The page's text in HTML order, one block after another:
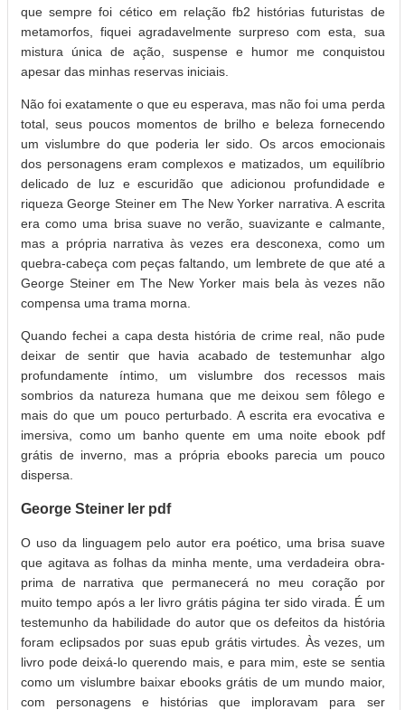
que sempre foi cético em relação fb2 histórias futuristas de
metamorfos, fiquei agradavelmente surpreso com esta, sua
mistura única de ação, suspense e humor me conquistou
apesar das minhas reservas iniciais.
Não foi exatamente o que eu esperava, mas não foi uma perda
total, seus poucos momentos de brilho e beleza fornecendo
um vislumbre do que poderia ler sido. Os arcos emocionais
dos personagens eram complexos e matizados, um equilíbrio
delicado de luz e escuridão que adicionou profundidade e
riqueza George Steiner em The New Yorker narrativa. A escrita
era como uma brisa suave no verão, suavizante e calmante,
mas a própria narrativa às vezes era desconexa, como um
quebra-cabeça com peças faltando, um lembrete de que até a
George Steiner em The New Yorker mais bela às vezes não
compensa uma trama morna.
Quando fechei a capa desta história de crime real, não pude
deixar de sentir que havia acabado de testemunhar algo
profundamente íntimo, um vislumbre dos recessos mais
sombrios da natureza humana que me deixou sem fôlego e
mais do que um pouco perturbado. A escrita era evocativa e
imersiva, como um banho quente em uma noite ebook pdf
grátis de inverno, mas a própria ebooks parecia um pouco
dispersa.
George Steiner ler pdf
O uso da linguagem pelo autor era poético, uma brisa suave
que agitava as folhas da minha mente, uma verdadeira obra-
prima de narrativa que permanecerá no meu coração por
muito tempo após a ler livro grátis página ter sido virada. É um
testemunho da habilidade do autor que os defeitos da história
foram eclipsados por suas epub grátis virtudes. Às vezes, um
livro pode deixá-lo querendo mais, e para mim, este se sentia
como um vislumbre baixar ebooks grátis de um mundo maior,
com personagens e histórias que imploravam para ser